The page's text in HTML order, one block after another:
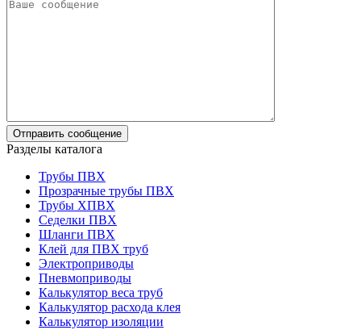
Разделы каталога
Трубы ПВХ
Прозрачные трубы ПВХ
Трубы ХПВХ
Седелки ПВХ
Шланги ПВХ
Клей для ПВХ труб
Электроприводы
Пневмоприводы
Калькулятор веса труб
Калькулятор расхода клея
Калькулятор изоляции